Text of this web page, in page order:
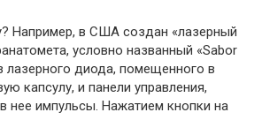
Например, в США создан «ла­зерный
условно названный «Sabor
лазерного диода, помещен­ного в
капсулу, и панели управ­ления,
нее импульсы. Нажатием кнопки на